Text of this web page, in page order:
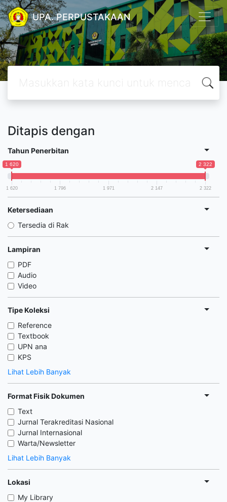
UPA. PERPUSTAKAAN
Ditapis dengan
Tahun Penerbitan
1 620 2 322
1 620 1 796 1 971 2 147 2 322
Ketersediaan
Tersedia di Rak
Lampiran
PDF
Audio
Video
Tipe Koleksi
Reference
Textbook
UPN ana
KPS
Lihat Lebih Banyak
Format Fisik Dokumen
Text
Jurnal Terakreditasi Nasional
Jurnal Internasional
Warta/Newsletter
Lihat Lebih Banyak
Lokasi
My Library